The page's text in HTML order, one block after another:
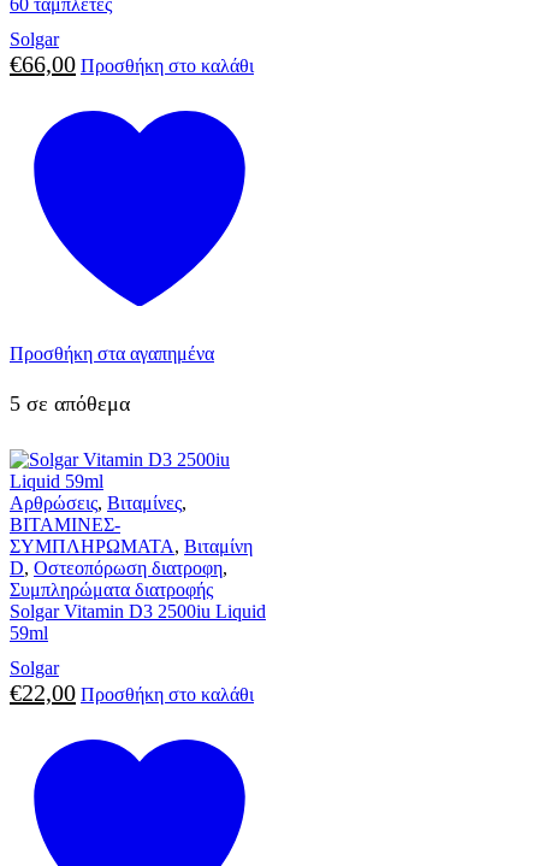
Solgar
€66,00 Προσθήκη στο καλάθι
Προσθήκη στα αγαπημένα
5 σε απόθεμα
Αρθρώσεις, Βιταμίνες,
ΒΙΤΑΜΙΝΕΣ-
ΣΥΜΠΛΗΡΩΜΑΤΑ, Βιταμίνη
D, Οστεοπόρωση διατροφη,
Συμπληρώματα διατροφής
Solgar Vitamin D3 2500iu Liquid
59ml
Solgar
€22,00 Προσθήκη στο καλάθι